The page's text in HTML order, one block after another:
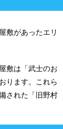
敷があったエリ
敷は「武士のお
ります。これら
された「旧野村